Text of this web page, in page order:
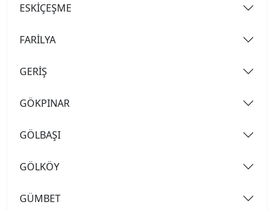
ESKİÇEŞME
FARİLYA
GERİŞ
GÖKPINAR
GÖLBAŞI
GÖLKÖY
GÜMBET